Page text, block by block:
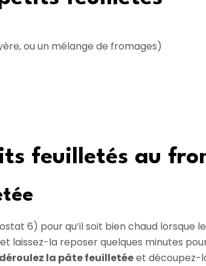
ou un mélange de fromages)
feuilletés au
6) pour qu’il soit bien chaud lorsque
laissez-la reposer quelques minutes
déroulez la pâte feuilletéeet découpez-